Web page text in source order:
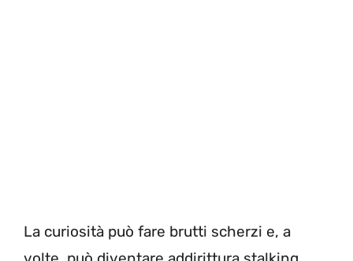
La curiosità può fare brutti scherzi e, a